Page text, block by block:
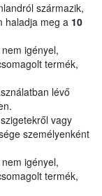
származik,
haladja meg a 10
igényel,
termék,
lévő
vagy
személyenként
igényel,
termék,